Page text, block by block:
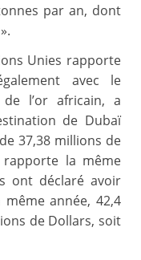
par an, dont
Unies rapporte
avec le
l’or africain, a
de Dubaï
37,38 millions de
la même
ont déclaré avoir
année, 42,4
de Dollars, soit